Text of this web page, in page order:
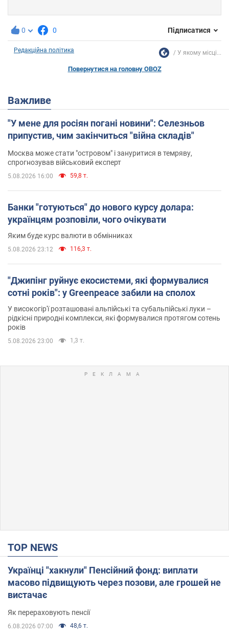
0 0 Підписатися
Редакційна політика У якому місці...
Повернутися на головну OBOZ
Важливе
"У мене для росіян погані новини": Селезньов
припустив, чим закінчиться "війна складів"
Москва може стати "островом" і зануритися в темряву,
спрогнозував військовий експерт
5.08.2026 16:00 59,8 т.
Банки "готуються" до нового курсу долара:
українцям розповіли, чого очікувати
Яким буде курс валюти в обмінниках
5.08.2026 23:12 116,3 т.
"Джипінг руйнує екосистеми, які формувалися
сотні років": у Greenpeace забили на сполох
У високогір'ї розташовані альпійські та субальпійські луки –
рідкісні природні комплекси, які формувалися протягом сотень
років
5.08.2026 23:00 1,3 т.
TOP NEWS
Українці "хакнули" Пенсійний фонд: виплати
масово підвищують через позови, але грошей не
вистачає
Як перераховують пенсії
6.08.2026 07:00 48,6 т.